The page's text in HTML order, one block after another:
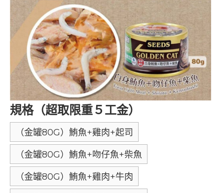
規格（超取限重５工金）
（金罐80G）鮪魚+雞肉+起司
（金罐80G）鮪魚+吻仔魚+柴魚
（金罐80G）鮪魚+雞肉+牛肉